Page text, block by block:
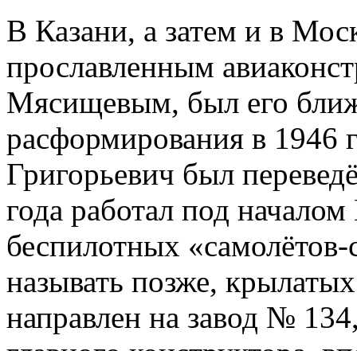
В Казани, а затем и в
прославленным
Мясищевым, был его
расформирования в
Григорьевич был
года работал под
беспилотных
называть позже,
направлен на завод №